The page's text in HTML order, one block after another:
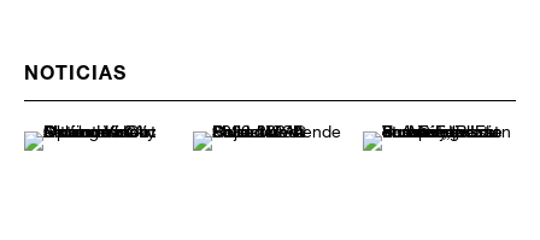
NOTICIAS